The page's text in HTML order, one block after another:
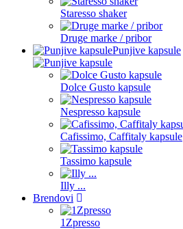
Staresso shaker
Druge marke / pribor
Punjive kapsule
Dolce Gusto kapsule
Nespresso kapsule
Cafissimo, Caffitaly kapsule
Tassimo kapsule
Illy ...
Brendovi
1Zpresso